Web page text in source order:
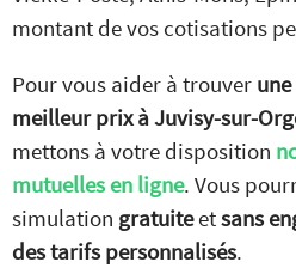
montant de vos cotisations
Pour vous aider à trouver
meilleur prix à Juvisy-sur-
mettons à votre disposition
mutuelles en ligne. Vous
simulation gratuiteetsans
des tarifs personnalisés.